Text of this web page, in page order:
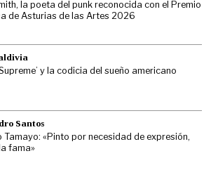
la poeta del punk reconocida con el Premio
de Asturias de las Artes 2026
y la codicia del sueño americano
Santos
Tamayo: «Pinto por necesidad de expresión,
fama»